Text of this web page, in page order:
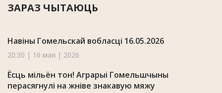
ЗАРАЗ ЧЫТАЮЦЬ
Навіны Гомельскай вобласці 16.05.2026
20:30 | 16 мая | 2026
Ёсць мільён тон! Аграрыі Гомельшчыны
перасягнулі на жніве знакавую мяжу